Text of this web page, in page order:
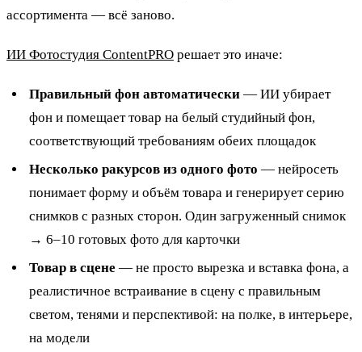
ассортимента — всё заново.
ИИ Фотостудия ContentPRO решает это иначе:
Правильный фон автоматически — ИИ убирает
фон и помещает товар на белый студийный фон,
соответствующий требованиям обеих площадок
Несколько ракурсов из одного фото — нейросеть
понимает форму и объём товара и генерирует серию
снимков с разных сторон. Один загруженный снимок
→ 6–10 готовых фото для карточки
Товар в сцене — не просто вырезка и вставка фона, а
реалистичное встраивание в сцену с правильным
светом, тенями и перспективой: на полке, в интерьере,
на модели